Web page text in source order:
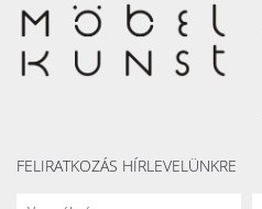
FELIRATKOZÁS HÍRLEVELÜNKRE